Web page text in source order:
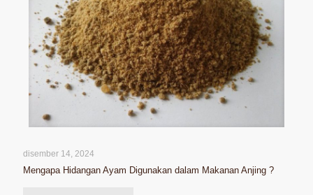
disember 14, 2024
Mengapa Hidangan Ayam Digunakan dalam Makanan Anjing ?